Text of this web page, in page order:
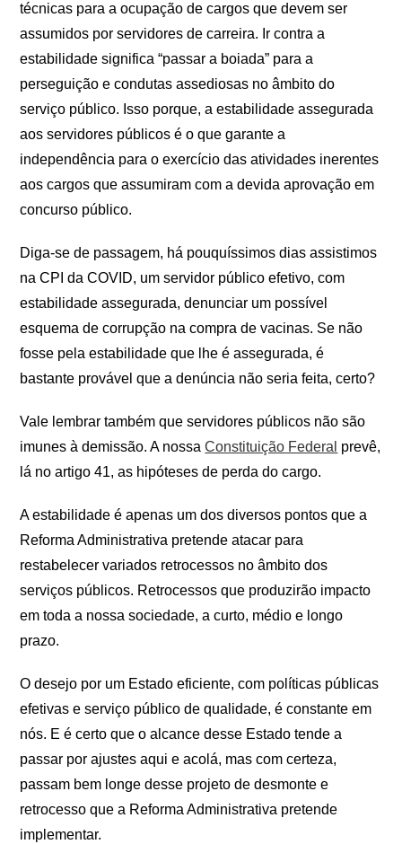
técnicas para a ocupação de cargos que devem ser
assumidos por servidores de carreira. Ir contra a
estabilidade significa “passar a boiada” para a
perseguição e condutas assediosas no âmbito do
serviço público. Isso porque, a estabilidade assegurada
aos servidores públicos é o que garante a
independência para o exercício das atividades inerentes
aos cargos que assumiram com a devida aprovação em
concurso público.
Diga-se de passagem, há pouquíssimos dias assistimos
na CPI da COVID, um servidor público efetivo, com
estabilidade assegurada, denunciar um possível
esquema de corrupção na compra de vacinas. Se não
fosse pela estabilidade que lhe é assegurada, é
bastante provável que a denúncia não seria feita, certo?
Vale lembrar também que servidores públicos não são
imunes à demissão. A nossaConstituição Federal prevê,
lá no artigo 41, as hipóteses de perda do cargo.
A estabilidade é apenas um dos diversos pontos que a
Reforma Administrativa pretende atacar para
restabelecer variados retrocessos no âmbito dos
serviços públicos. Retrocessos que produzirão impacto
em toda a nossa sociedade, a curto, médio e longo
prazo.
O desejo por um Estado eficiente, com políticas públicas
efetivas e serviço público de qualidade, é constante em
nós. E é certo que o alcance desse Estado tende a
passar por ajustes aqui e acolá, mas com certeza,
passam bem longe desse projeto de desmonte e
retrocesso que a Reforma Administrativa pretende
implementar.